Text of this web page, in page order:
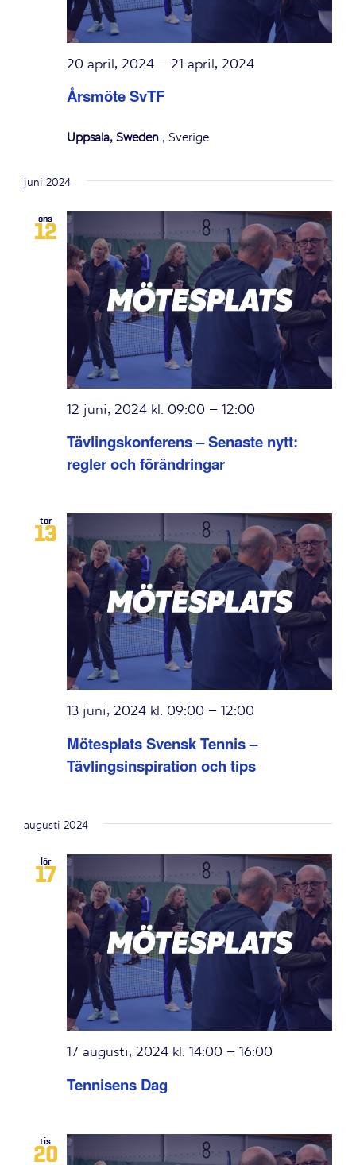
Årsmöte SvTF
20 april, 2024 – 21 april, 2024
Uppsala, Sweden , Sverige
juni 2024
ons
12
Tävlingskonferens – Senaste nytt:
regler och förändringar
12 juni, 2024 kl. 09:00 – 12:00
tor
13
Mötesplats Svensk Tennis –
Tävlingsinspiration och tips
13 juni, 2024 kl. 09:00 – 12:00
augusti 2024
lör
17
Tennisens Dag
17 augusti, 2024 kl. 14:00 – 16:00
tis
20